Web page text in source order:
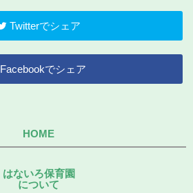
Twitterでシェア
Facebookでシェア
HOME
はないろ保育園
について